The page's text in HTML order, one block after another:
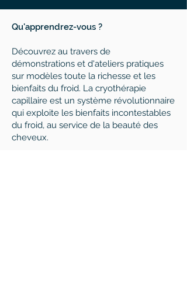
Qu'apprendrez-vous ?
Découvrez au travers de
démonstrations et d'ateliers pratiques
sur modèles toute la richesse et les
bienfaits du froid. La cryothérapie
capillaire est un système révolutionnaire
qui exploite les bienfaits incontestables
du froid, au service de la beauté des
cheveux.